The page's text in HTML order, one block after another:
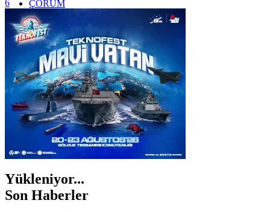
ÇORUM
İSTANBUL
İZMİR
ŞANLIURFA
ŞIRNAK
6
Yükleniyor...
Son Haberler